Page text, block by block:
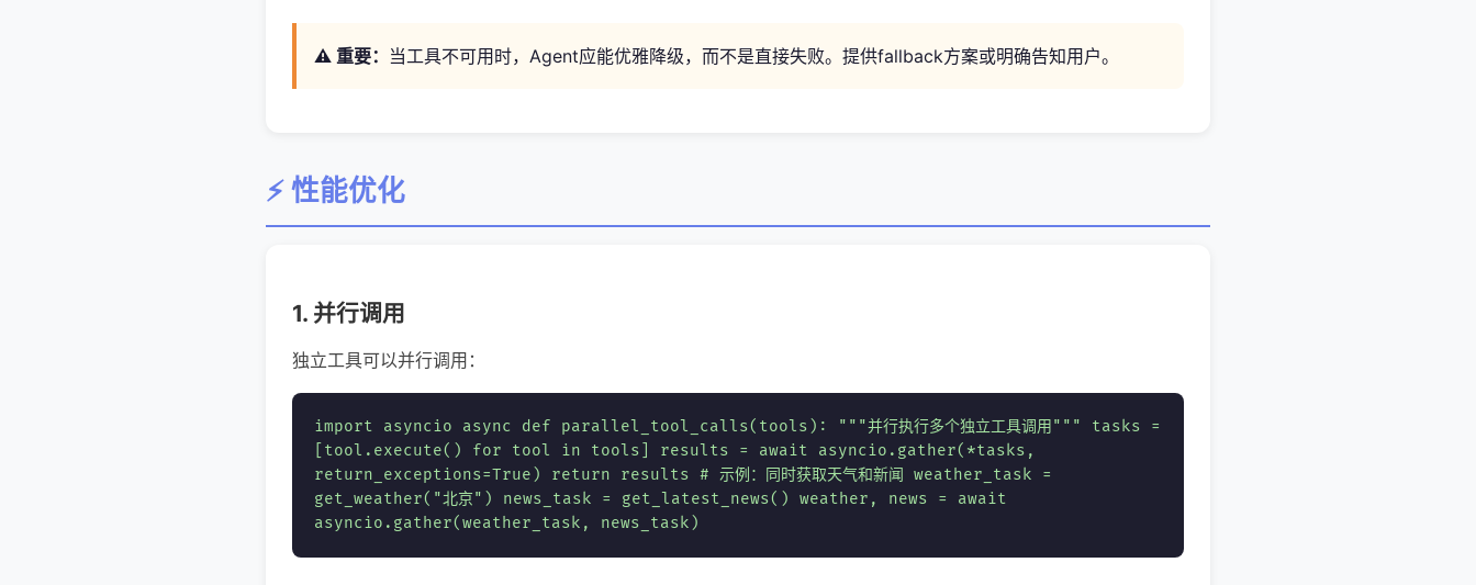
⚠️ 重要： 当工具不可用时，Agent应能优雅降级，而不是直接失败。提供fallback方案或明确告知用户。
⚡ 性能优化
1. 并行调用
独立工具可以并行调用：
import asyncio async def parallel_tool_calls(tools): """并行执行多个独立工具调用""" tasks =
[tool.execute() for tool in tools] results = await asyncio.gather(*tasks,
return_exceptions=True) return results # 示例：同时获取天气和新闻 weather_task =
get_weather("北京") news_task = get_latest_news() weather, news = await
asyncio.gather(weather_task, news_task)